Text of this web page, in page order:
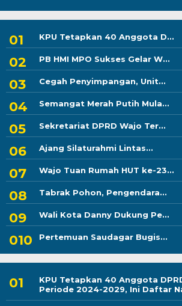
KPU Tetapkan 40 Anggota D...
PB HMI MPO Sukses Gelar W...
Cegah Penyimpangan, Unit...
Semangat Merah Putih Mula...
Sekretariat DPRD Wajo Ter...
Ajang Silaturahmi Lintas...
Wajo Tuan Rumah HUT ke-23...
Tabrak Pohon, Pengendara...
Wali Kota Danny Dukung Pe...
Pertemuan Saudagar Bugis...
KPU Tetapkan 40 Anggota
Periode 2024-2029, Ini Daftar